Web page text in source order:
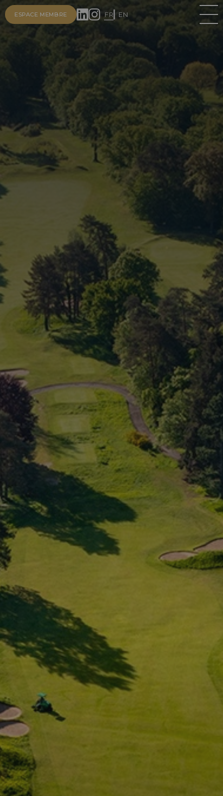
FR EN
ESPACE MEMBRE